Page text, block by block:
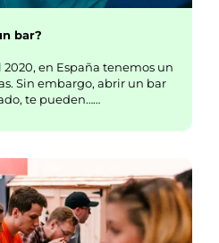
bar?
en España tenemos un
Sin embargo, abrir un bar
te pueden……